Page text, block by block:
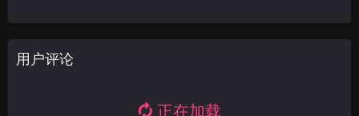
用户评论
正在加载